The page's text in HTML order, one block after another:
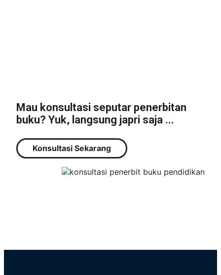
Mau konsultasi seputar penerbitan
buku? Yuk, langsung japri saja ...
Konsultasi Sekarang